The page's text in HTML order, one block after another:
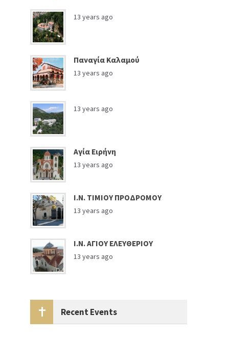
13 years ago
Παναγία Καλαμού
13 years ago
13 years ago
Αγία Ειρήνη
13 years ago
Ι.Ν. ΤΙΜΙΟΥ ΠΡΟΔΡΟΜΟΥ
13 years ago
Ι.Ν. ΑΓΙΟΥ ΕΛΕΥΘΕΡΙΟΥ
13 years ago
Recent Events